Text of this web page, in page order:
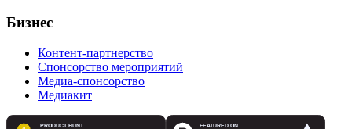
Бизнес
Контент-партнерство
Спонсорство мероприятий
Медиа-спонсорство
Медиакит